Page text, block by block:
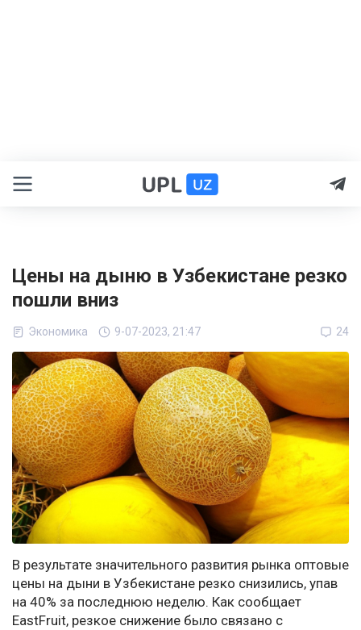
Цены на дыню в Узбекистане резко
пошли вниз
Экономика 9-07-2023, 21:47 24
В результате значительного развития рынка оптовые
цены на дыни в Узбекистане резко снизились, упав
на 40% за последнюю неделю. Как сообщает
EastFruit, резкое снижение было связано с